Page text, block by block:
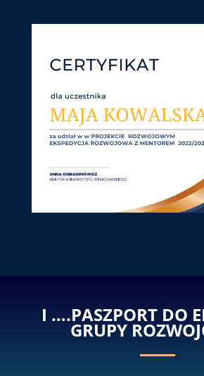
I ….PASZPORT DO
GRUPY